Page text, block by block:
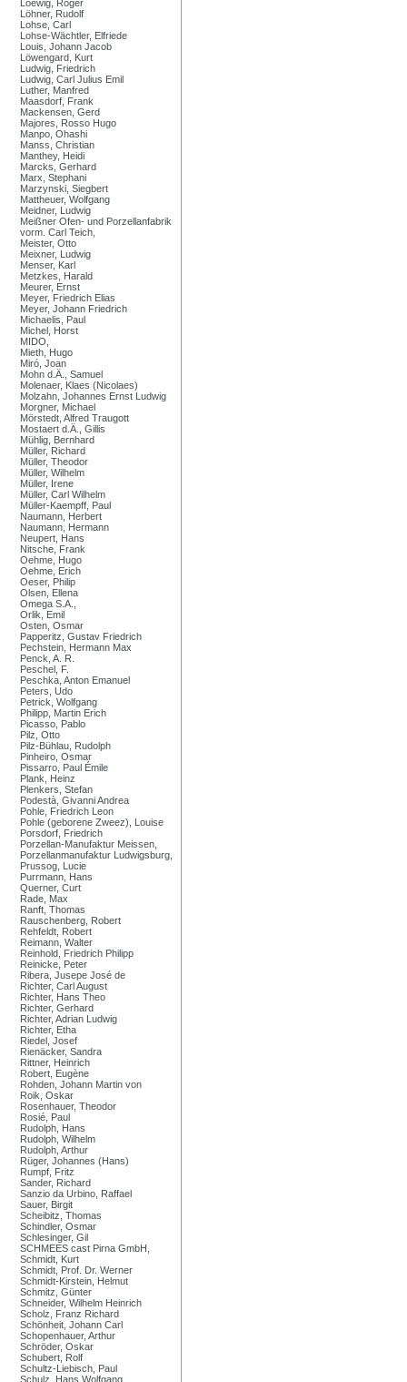
Loewig, Roger
Löhner, Rudolf
Lohse, Carl
Lohse-Wächtler, Elfriede
Louis, Johann Jacob
Löwengard, Kurt
Ludwig, Friedrich
Ludwig, Carl Julius Emil
Luther, Manfred
Maasdorf, Frank
Mackensen, Gerd
Majores, Rosso Hugo
Manpo, Ohashi
Manss, Christian
Manthey, Heidi
Marcks, Gerhard
Marx, Stephani
Marzynski, Siegbert
Mattheuer, Wolfgang
Meidner, Ludwig
Meißner Ofen- und Porzellanfabrik
vorm. Carl Teich,
Meister, Otto
Meixner, Ludwig
Menser, Karl
Metzkes, Harald
Meurer, Ernst
Meyer, Friedrich Elias
Meyer, Johann Friedrich
Michaelis, Paul
Michel, Horst
MIDO,
Mieth, Hugo
Miró, Joan
Mohn d.Ä., Samuel
Molenaer, Klaes (Nicolaes)
Molzahn, Johannes Ernst Ludwig
Morgner, Michael
Mörstedt, Alfred Traugott
Mostaert d.Ä., Gillis
Mühlig, Bernhard
Müller, Richard
Müller, Theodor
Müller, Wilhelm
Müller, Irene
Müller, Carl Wilhelm
Müller-Kaempff, Paul
Naumann, Herbert
Naumann, Hermann
Neupert, Hans
Nitsche, Frank
Oehme, Hugo
Oehme, Erich
Oeser, Philip
Olsen, Ellena
Omega S.A.,
Orlik, Emil
Osten, Osmar
Papperitz, Gustav Friedrich
Pechstein, Hermann Max
Penck, A. R.
Peschel, F.
Peschka, Anton Emanuel
Peters, Udo
Petrick, Wolfgang
Philipp, Martin Erich
Picasso, Pablo
Pilz, Otto
Pilz-Bühlau, Rudolph
Pinheiro, Osmar
Pissarro, Paul Émile
Plank, Heinz
Plenkers, Stefan
Podestà, Givanni Andrea
Pohle, Friedrich Leon
Pohle (geborene Zweez), Louise
Porsdorf, Friedrich
Porzellan-Manufaktur Meissen,
Porzellanmanufaktur Ludwigsburg,
Prussog, Lucie
Purrmann, Hans
Querner, Curt
Rade, Max
Ranft, Thomas
Rauschenberg, Robert
Rehfeldt, Robert
Reimann, Walter
Reinhold, Friedrich Philipp
Reinicke, Peter
Ribera, Jusepe José de
Richter, Carl August
Richter, Hans Theo
Richter, Gerhard
Richter, Adrian Ludwig
Richter, Etha
Riedel, Josef
Rienäcker, Sandra
Rittner, Heinrich
Robert, Eugène
Rohden, Johann Martin von
Roik, Oskar
Rosenhauer, Theodor
Rosié, Paul
Rudolph, Hans
Rudolph, Wilhelm
Rudolph, Arthur
Rüger, Johannes (Hans)
Rumpf, Fritz
Sander, Richard
Sanzio da Urbino, Raffael
Sauer, Birgit
Scheibitz, Thomas
Schindler, Osmar
Schlesinger, Gil
SCHMEES cast Pirna GmbH,
Schmidt, Kurt
Schmidt, Prof. Dr. Werner
Schmidt-Kirstein, Helmut
Schmitz, Günter
Schneider, Wilhelm Heinrich
Scholz, Franz Richard
Schönheit, Johann Carl
Schopenhauer, Arthur
Schröder, Oskar
Schubert, Rolf
Schultz-Liebisch, Paul
Schulz, Hans Wolfgang